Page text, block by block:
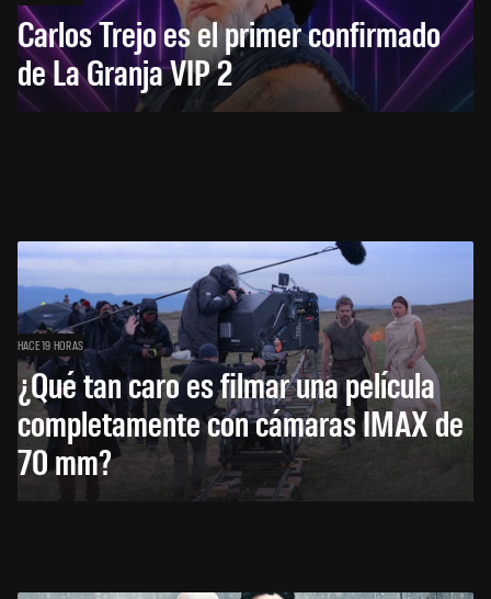
Carlos Trejo es el primer confirmado
de La Granja VIP 2
HACE 19 HORAS
¿Qué tan caro es filmar una película
completamente con cámaras IMAX de
70 mm?